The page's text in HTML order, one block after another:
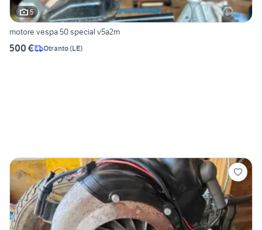
5
motore vespa 50 special v5a2m
500 € Otranto(LE)